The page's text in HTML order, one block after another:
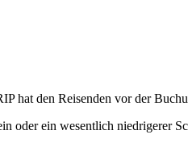
hat den Reisenden vor der
ein wesentlich niedrigerer